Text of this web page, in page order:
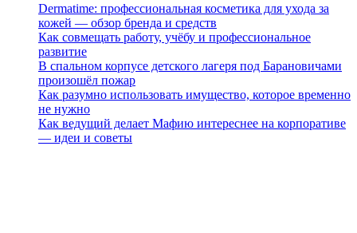
Dermatime: профессиональная косметика для ухода за
кожей — обзор бренда и средств
Как совмещать работу, учёбу и профессиональное
развитие
В спальном корпусе детского лагеря под Барановичами
произошёл пожар
Как разумно использовать имущество, которое временно
не нужно
Как ведущий делает Мафию интереснее на корпоративе
— идеи и советы